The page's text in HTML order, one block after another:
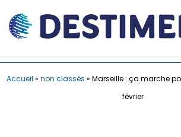
Accueil » non classés » Marseille : ça marche
février